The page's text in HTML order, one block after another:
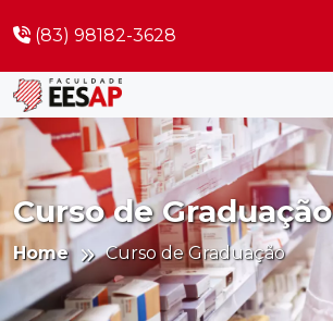
(83) 98182-3628
Curso de Graduação
Home Curso de Graduação